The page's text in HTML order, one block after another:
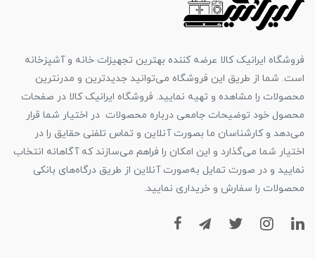
فروشگاه ایرانیک کالا عرضه کننده بهترین تجهیزات خانه و آشپزخانه
است. شما از طریق این فروشگاه می‌توانید جدیدترین و مدرنترین
محصولات را مشاهده و تهیه نمایید. فروشگاه ایرانیک کالا در صفحات
محصول خود توضیحات جامعی درباره محصولات در اختیار شما قرار
می‌دهد و کارشناسان ما بصورت آنلاین و تماس تلفنی حقایق را در
اختیار شما می‌گذارد و این امکان را فراهم می‌سازند که آگاهانه انتخاب
نمایید و در صورت تمایل به‌صورت آنلاین از طریق درگاه‌های بانکی
محصولات را سفارش و خریداری نمایید.